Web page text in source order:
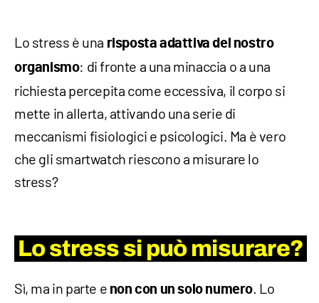
Lo stress è una risposta adattiva del nostro
organismo: di fronte a una minaccia o a una
richiesta percepita come eccessiva, il corpo si
mette in allerta, attivando una serie di
meccanismi fisiologici e psicologici. Ma è vero
che gli smartwatch riescono a misurare lo
stress?
Lo stress si può misurare?
Sì, ma in parte e non con un solo numero. Lo